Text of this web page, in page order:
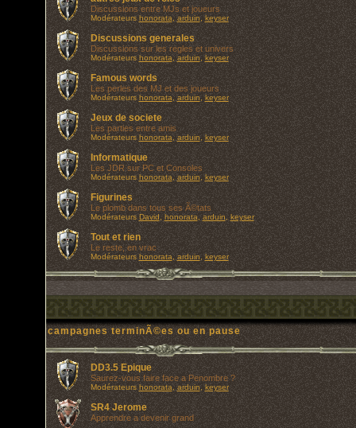
Discussions entre MJs et joueurs
Modérateurs honorata ,arduin ,keyser
Discussions generales
Discussions sur les regles et univers
Modérateurs honorata ,arduin ,keyser
Famous words
Les perles des MJ et des joueurs
Modérateurs honorata ,arduin ,keyser
Jeux de societe
Les parties entre amis
Modérateurs honorata ,arduin ,keyser
Informatique
Les JDR sur PC et Consoles
Modérateurs honorata ,arduin ,keyser
Figurines
Le plomb dans tous ses Ã©tats
Modérateurs David honorata arduin keyser
Tout et rien
Le reste, en vrac
Modérateurs honorata ,arduin ,keyser
campagnes terminÃ©es ou en pause
DD3.5 Epique
Saurez-vous faire face a Penombre ?
Modérateurs honorata ,arduin ,keyser
SR4 Jerome
Apprendre a devenir grand